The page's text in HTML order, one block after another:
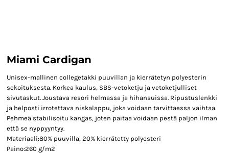
Miami Cardigan
Unisex-mallinen collegetakki puuvillan ja kierrätetyn polyesterin
sekoituksesta. Korkea kaulus, SBS-vetoketju ja vetoketjulliset
sivutaskut. Joustava resori helmassa ja hihansuissa. Ripustuslenkki
ja helposti irrotettava niskalappu, joka voidaan tarvittaessa vaihtaa.
Pehmeä stabilisoitu kangas, joten paitaa voidaan pestä paljon ilman
että se nyppyyntyy.
Materiaali:80% puuvilla, 20% kierrätetty polyesteri
Paino:260 g/m2